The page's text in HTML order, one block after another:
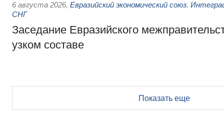
6 августа 2026, Евразийский экономический союз.
СНГ
Заседание Евразийского
узком составе
Показать еще